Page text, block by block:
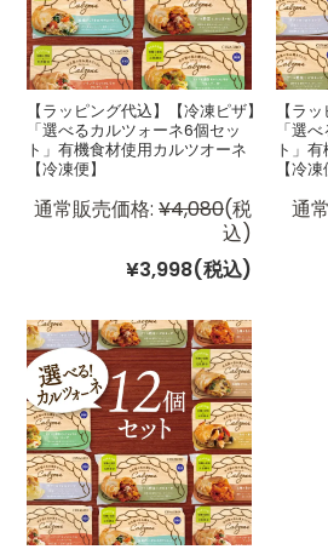
【ラッピング代込】【冷凍ピザ】
「選べるカルツォーネ6個セッ
ト」有機食材使用カルツオーネ
【冷凍便】
通常販売価格: ¥4,080(税
込)
¥3,998(税込)
【ラ
「選
ト」
【冷凍
通